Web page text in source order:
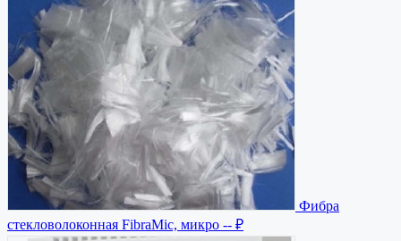
Фибра
стекловолоконная FibraMic, микро -- ₽